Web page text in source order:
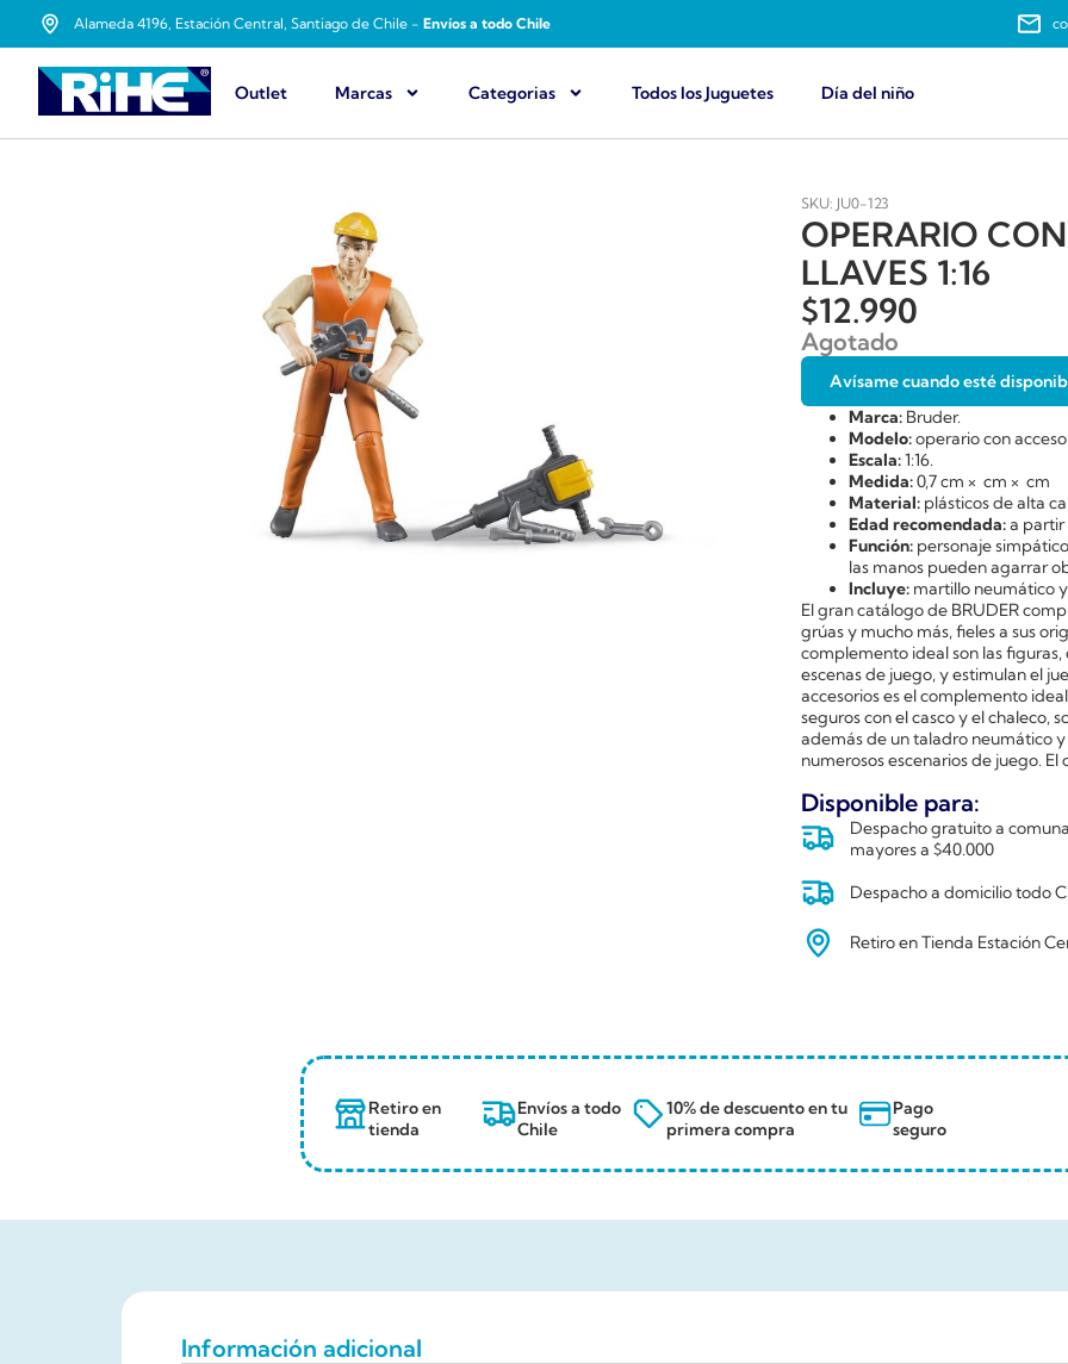
Alameda 4196, Estación Central, Santiago de Chile - Envíos a todo Chile
Outlet Marcas Categorias Todos los Juguetes Día del niño
SKU: JU0-123
OPERARIO
LLAVES 1:16
$12.990
Agotado
Avísame cuando esté
Marca: Bruder.
Modelo:operario con
Escala:1:16.
Medida:0,7 cm × cm × cm
Material: plásticos de alta
Edad recomendada:a partir
Función: personaje
las manos pueden agarrar
Incluye: martillo neumático
El gran catálogo de BRUDER
grúas y mucho más, fieles a sus
complemento ideal son las
escenas de juego, y estimulan el
accesorios es el complemento
seguros con el casco y el chaleco,
además de un taladro neumático
numerosos escenarios de juego. El
Disponible para:
Despacho gratuito a
mayores a $40.000
Despacho a domicilio todo
Retiro en Tienda Estación
Retiro en
tienda
Envíos a todo
Chile
10% de descuento en tu
primera compra
Pago
seguro
Información adicional